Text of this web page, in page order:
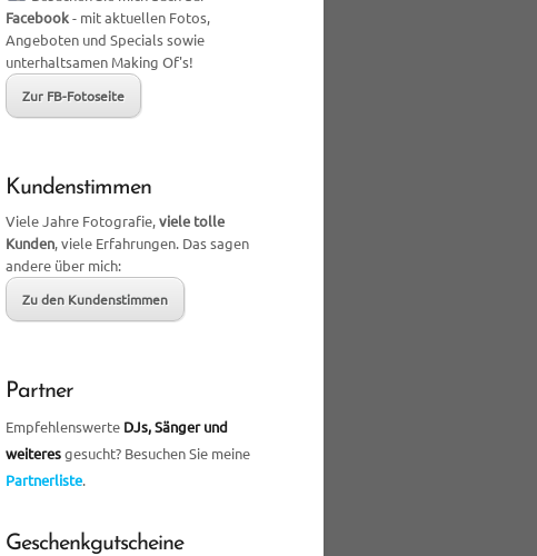
Facebook- mit aktuellen Fotos,
Angeboten und Specials sowie
unterhaltsamen Making Of's!
Zur FB-Fotoseite
Kundenstimmen
Viele Jahre Fotografie,viele tolle
Kunden, viele Erfahrungen. Das sagen
andere über mich:
Zu den Kundenstimmen
Partner
Empfehlenswerte DJs, Sänger und
weiteresgesucht? Besuchen Sie meine
Partnerliste.
Geschenkgutscheine